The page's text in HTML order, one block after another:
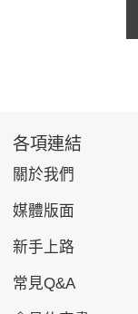
各項連結
關於我們
媒體版面
新手上路
常見Q&A